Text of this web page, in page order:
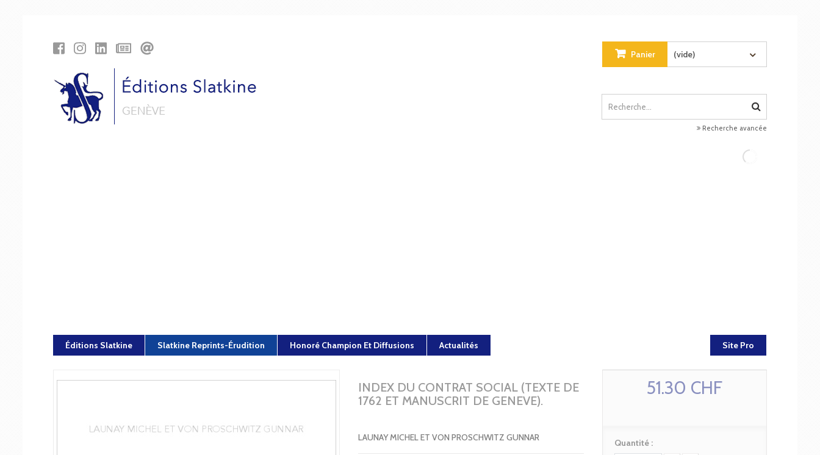
Panier (vide)
Recherche avancée
Éditions Slatkine Slatkine Reprints-Érudition Honoré Champion Et Diffusions Actualités Site Pro
INDEX DU CONTRAT SOCIAL (TEXTE DE
1762 ET MANUSCRIT DE GENEVE).
LAUNAY MICHEL ET VON PROSCHWITZ GUNNAR
51.30 CHF
Quantité :